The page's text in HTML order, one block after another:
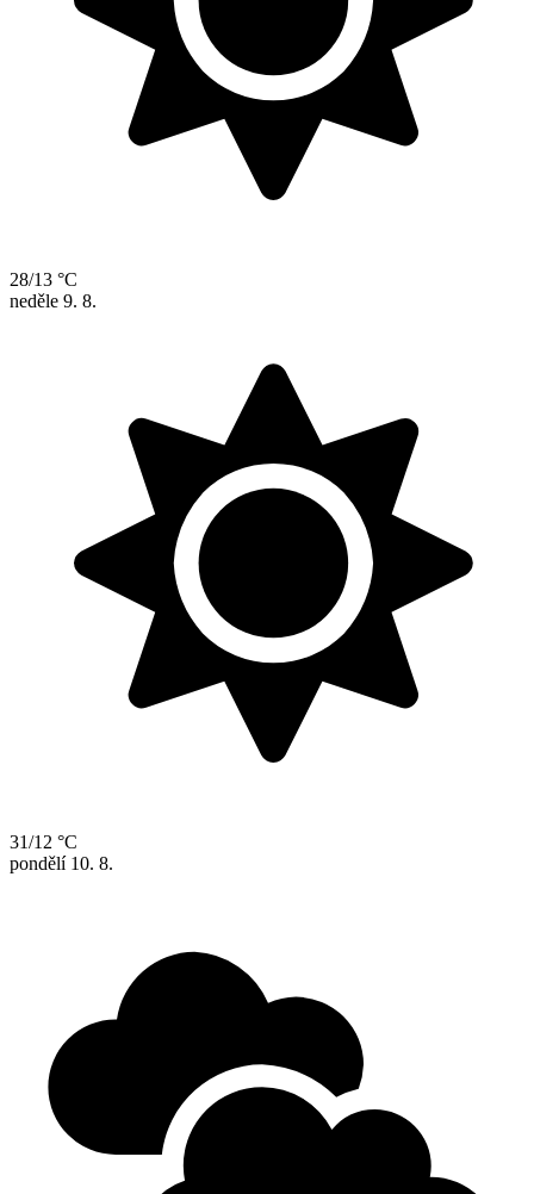
28/13 °C
neděle 9. 8.
31/12 °C
pondělí 10. 8.